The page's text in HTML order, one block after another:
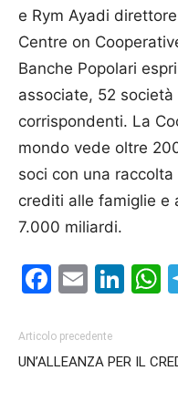
e Rym Ayadi
Centre on
Banche Popolari
associate, 52
corrispondenti. La
mondo vede oltre
soci con una
crediti alle famiglie e
7.000 miliardi.
Email
Articolo precedente
UN’ALLEANZA PER IL